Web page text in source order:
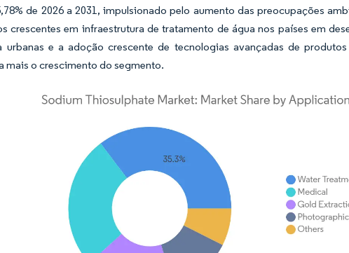
de 2026 a 2031, impulsionado pelo aumento das preocupações
crescentes em infraestrutura de tratamento de água nos países em
urbanas e a adoção crescente de tecnologias avançadas de
mais o crescimento do segmento.